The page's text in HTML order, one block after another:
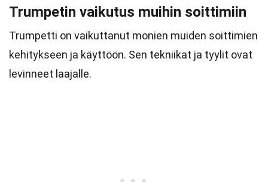
Trumpetin vaikutus muihin soittimiin
Trumpetti on vaikuttanut monien muiden soittimien
kehitykseen ja käyttöön. Sen tekniikat ja tyylit ovat
levinneet laajalle.